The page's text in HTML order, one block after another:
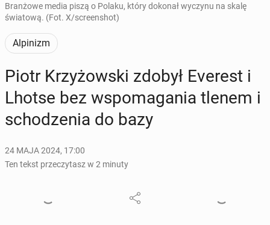
Branżowe media piszą o Polaku, który dokonał wyczynu na skalę
światową. (Fot. X/screenshot)
Alpinizm
Piotr Krzy­żow­ski zdobył Everest i
Lhotse bez wspo­ma­ga­nia tlenem i
scho­dze­nia do bazy
24 MAJA 2024, 17:00
Ten tekst przeczytasz w 2 minuty